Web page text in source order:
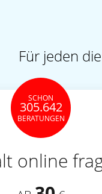
Für jeden
SCHON
305.642
BERATUNGEN
online